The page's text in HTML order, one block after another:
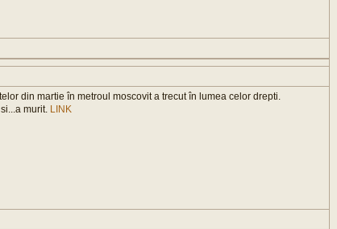
din martie în metroul moscovit a trecut în lumea celor drepti.
murit. LINK